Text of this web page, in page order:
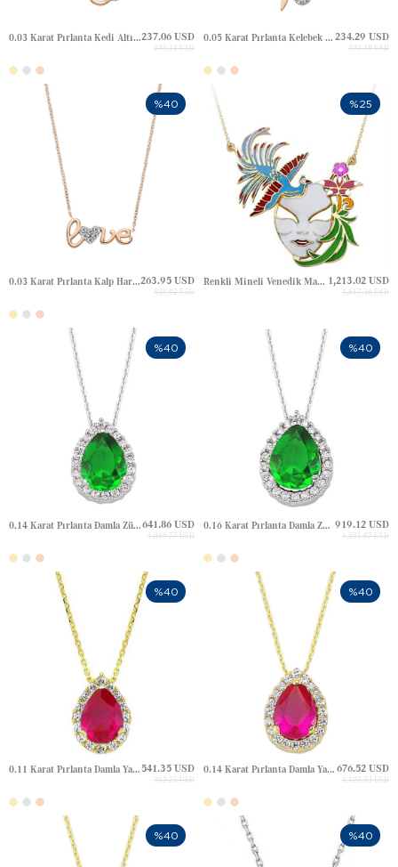
0.03 Karat Pırlanta Kedi Altın Kolye237.06 USD
395.10 USD
0.05 Karat Pırlanta Kelebek Harfli Altın Kolye 234.29 USD
390.48 USD
0.03 Karat Pırlanta Kalp Harf Altın Kolye263.95 USD
439.92 USD
%40
Renkli Mineli Venedik Maskesi Altın Kolye 1,213.02 USD
1,617.36 USD
%25
0.14 Karat Pırlanta Damla Zümrüt Halo Altın Kolye641.86 USD
1,069.77 USD
%40
0.16 Karat Pırlanta Damla Zümrüt Halo Altın Kolye 919.12 USD
1,531.87 USD
%40
0.11 Karat Pırlanta Damla Yakut Halo Altın Kolye 541.35 USD
902.25 USD
%40
0.14 Karat Pırlanta Damla Yakut Halo Altın Kolye 676.52 USD
1,127.53 USD
%40
%40 %40